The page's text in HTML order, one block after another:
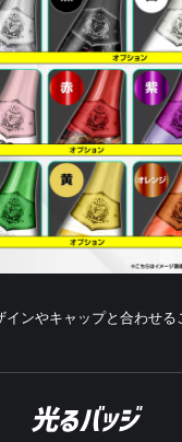
インやキャップと合わせ